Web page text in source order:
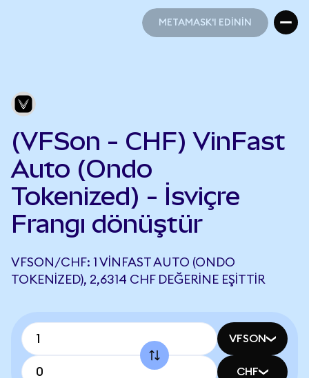
METAMASK'I EDİNİN
(VFSon - CHF) VinFast
Auto (Ondo
Tokenized) - İsviçre
Frangı dönüştür
VFSON/CHF: 1 VINFAST AUTO (ONDO
TOKENIZED), 2,6314 CHF DEĞERINE EŞITTIR
VFSON
CHF